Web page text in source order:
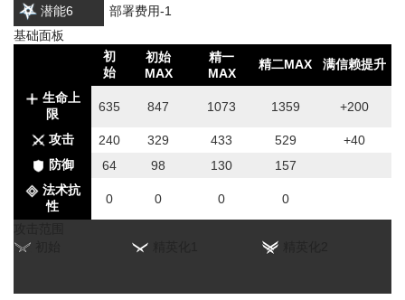
潜能6
部署费用-1
基础面板
初
始
初始
MAX
精一
MAX
精二MAX 满信赖提升
生命上
限
635 847 1073 1359 +200
攻击 240 329 433 529
+40
防御
64 98 130
157
法术抗
性
0 0 0 0